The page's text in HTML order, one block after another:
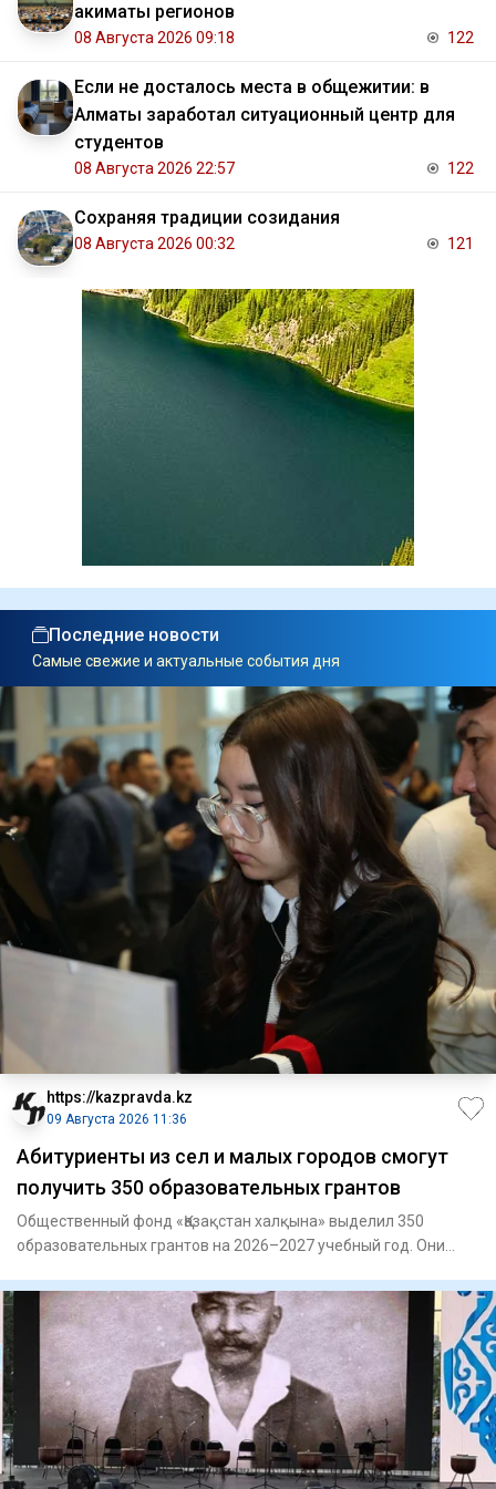
акиматы регионов
08 Августа 2026 09:18 122
Если не досталось места в общежитии: в
Алматы заработал ситуационный центр для
студентов
08 Августа 2026 22:57 122
Сохраняя традиции созидания
08 Августа 2026 00:32 121
Последние новости
Самые свежие и актуальные события дня
https://kazpravda.kz
09 Августа 2026 11:36
Абитуриенты из сел и малых городов смогут
получить 350 образовательных грантов
Общественный фонд «Қазақстан халқына» выделил 350
образовательных грантов на 2026–2027 учебный год. Они